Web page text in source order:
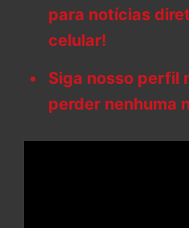
para notícias
celular!
Siga nosso perfil
perder nenhuma